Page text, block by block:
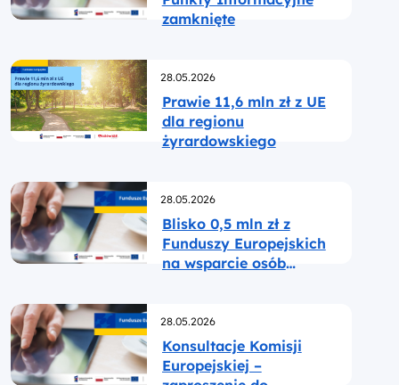
zamknięte
Opublikowano
28.05.2026
Prawie 11,6 mln zł z UE
dla regionu
żyrardowskiego
Opublikowano
28.05.2026
Blisko 0,5 mln zł z
Funduszy Europejskich
na wsparcie osób
Opublikowano
28.05.2026
Konsultacje Komisji
Europejskiej –